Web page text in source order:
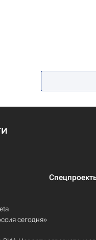
сегодня»